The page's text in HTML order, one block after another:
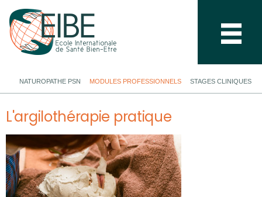
NATUROPATHE PSN MODULES PROFESSIONNELS STAGES CLINIQUES
L'argilothérapie pratique